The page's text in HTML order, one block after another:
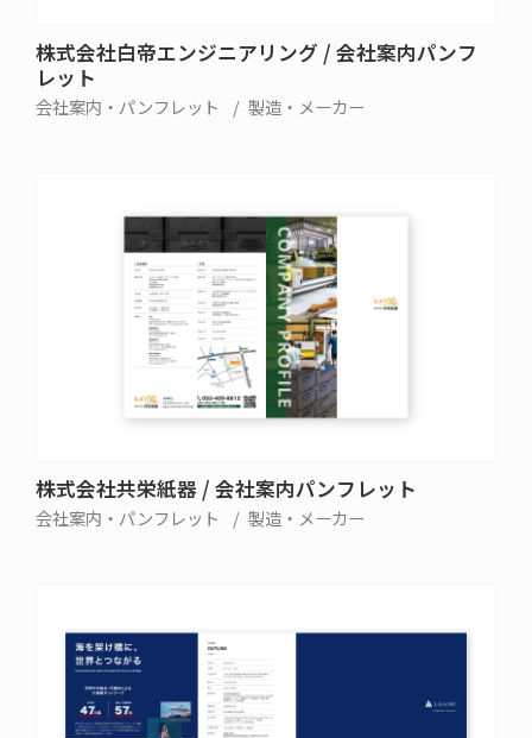
株式会社白帝エンジニアリング / 会社案内パンフ
レット
会社案内・パンフレット 製造・メーカー
株式会社共栄紙器 / 会社案内パンフレット
会社案内・パンフレット 製造・メーカー